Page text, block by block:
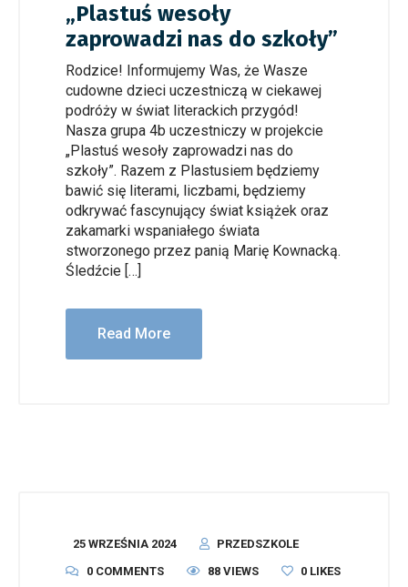
„Plastuś wesoły
zaprowadzi nas do szkoły”
Rodzice! Informujemy Was, że Wasze
cudowne dzieci uczestniczą w ciekawej
podróży w świat literackich przygód!
Nasza grupa 4b uczestniczy w projekcie
„Plastuś wesoły zaprowadzi nas do
szkoły”. Razem z Plastusiem będziemy
bawić się literami, liczbami, będziemy
odkrywać fascynujący świat książek oraz
zakamarki wspaniałego świata
stworzonego przez panią Marię Kownacką.
Śledźcie […]
Read More
25 WRZEŚNIA 2024
PRZEDSZKOLE
0 COMMENTS
88 VIEWS 0 LIKES